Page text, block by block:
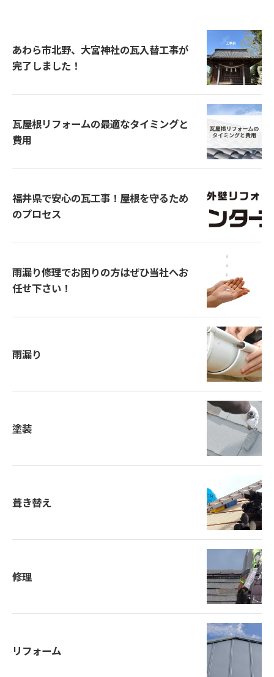
あわら市北野、大宮神社の瓦入替工事が
完了しました！
瓦屋根リフォームの最適なタイミングと
費用
福井県で安心の瓦工事！屋根を守るため
のプロセス
雨漏り修理でお困りの方はぜひ当社へお
任せ下さい！
雨漏り
塗装
葺き替え
修理
リフォーム